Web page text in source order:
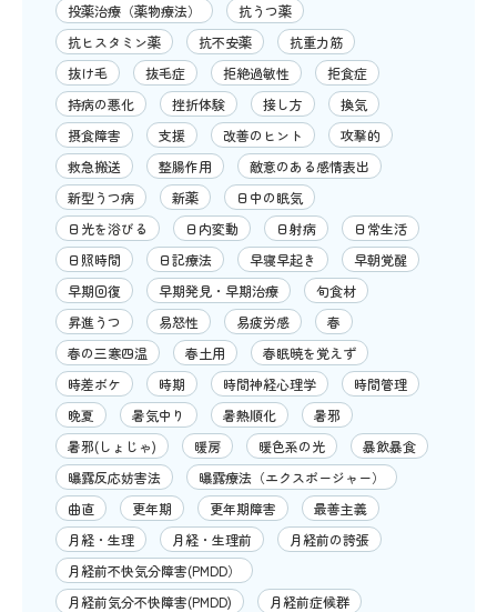
投薬治療（薬物療法）
抗うつ薬
抗ヒスタミン薬
抗不安薬
抗重力筋
抜け毛
抜毛症 拒絶過敏性
拒食症
持病の悪化
挫折体験 接し方
換気
摂食障害
支援 改善のヒント
攻撃的
救急搬送
整腸作用
敵意のある感情表出
新型うつ病
新薬
日中の眠気
日光を浴びる
日内変動 日射病
日常生活
日照時間
日記療法 早寝早起き
早朝覚醒
早期回復
早期発見・早期治療
旬食材
昇進うつ
易怒性 易疲労感
春
春の三寒四温
春土用
春眠暁を覚えず
時差ボケ
時期 時間神経心理学
時間管理
晩夏
暑気中り 暑熱順化
暑邪
暑邪(しょじゃ)
暖房 暖色系の光
暴飲暴食
曝露反応妨害法
曝露療法（エクスポージャー）
曲直
更年期 更年期障害
最善主義
月経・生理
月経・生理前
月経前の誇張
月経前不快気分障害(PMDD）
月経前気分不快障害(PMDD)
月経前症候群